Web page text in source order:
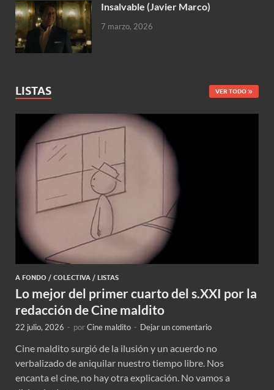
Insalvable (Javier Marco)
7 marzo, 2026
LISTAS VER TODO
A FONDO / COLECTIVA / LISTAS
Lo mejor del primer cuarto del s.XXI por la
redacción de Cine maldito
22 julio, 2026 - porCine maldito - Dejar un comentario
Cine maldito surgió de la ilusión y un acuerdo no
verbalizado de aniquilar nuestro tiempo libre. Nos
encanta el cine, no hay otra explicación. No vamos a